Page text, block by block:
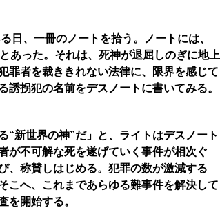
日、一冊のノートを拾う。ノートには、
あった。それは、死神が退屈しのぎに地上
罪者を裁ききれない法律に、限界を感じて
拐犯の名前をデスノートに書いてみる。
“新世界の神”だ」と、ライトはデスノート
が不可解な死を遂げていく事件が相次ぐ
、称賛しはじめる。犯罪の数が激減する
こへ、これまであらゆる難事件を解決して
を開始する。